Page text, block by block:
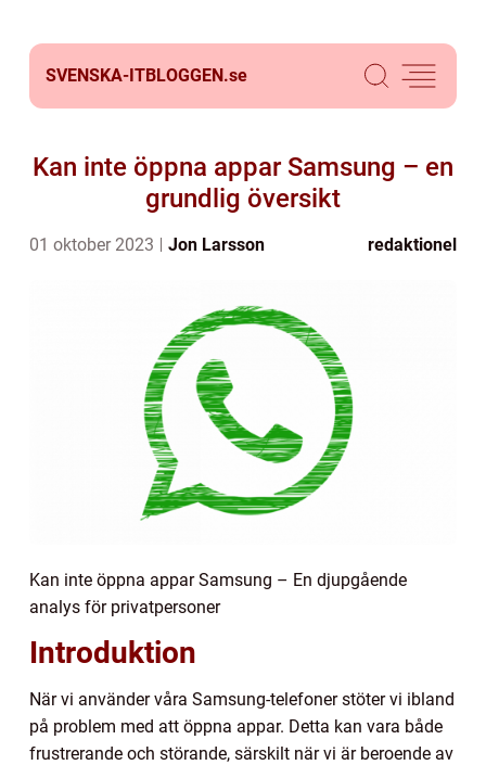
SVENSKA-ITBLOGGEN.se
Kan inte öppna appar Samsung – en
grundlig översikt
01 oktober 2023 Jon Larsson redaktionel
Kan inte öppna appar Samsung – En djupgående
analys för privatpersoner
Introduktion
När vi använder våra Samsung-telefoner stöter vi ibland
på problem med att öppna appar. Detta kan vara både
frustrerande och störande, särskilt när vi är beroende av